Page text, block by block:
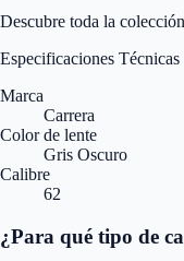
Descubre toda la
Especificaciones Técnicas
Marca
Carrera
Color de lente
Gris Oscuro
Calibre
62
¿Para qué tipo de